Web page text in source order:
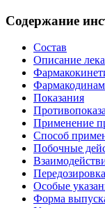
Содержание
Состав
Описание
Показания
Применение
Способ
Побочные
Передозировка
Особые
Форма